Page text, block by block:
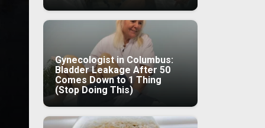
Gynecologist in Columbus:
Bladder Leakage After 50
Comes Down to 1 Thing
(Stop Doing This)